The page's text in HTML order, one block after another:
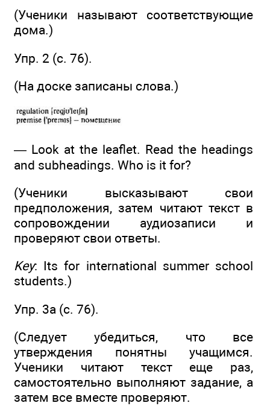
(Ученики называют соответствующие
дома.)
Упр. 2 (с. 76).
(На доске записаны слова.)
— Look at the leaflet. Read the headings
and subheadings. Who is it for?
(Ученики высказывают свои
предположения, затем читают текст в
сопровождении аудиозаписи и
проверяют свои ответы.
Key: Its for international summer school
students.)
Упр. 3а (с. 76).
(Следует убедиться, что все
утверждения понятны учащимся.
Ученики читают текст еще раз,
самостоятельно выполняют задание, а
затем все вместе проверяют.